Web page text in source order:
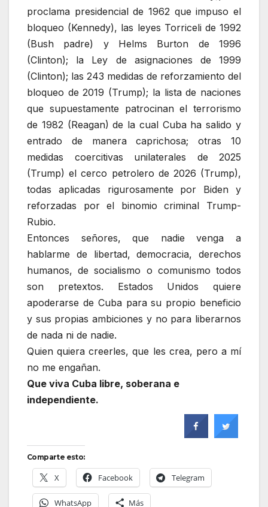
proclama presidencial de 1962 que impuso el
bloqueo (Kennedy), las leyes Torriceli de 1992
(Bush padre) y Helms Burton de 1996
(Clinton); la Ley de asignaciones de 1999
(Clinton); las 243 medidas de reforzamiento del
bloqueo de 2019 (Trump); la lista de naciones
que supuestamente patrocinan el terrorismo
de 1982 (Reagan) de la cual Cuba ha salido y
entrado de manera caprichosa; otras 10
medidas coercitivas unilaterales de 2025
(Trump) el cerco petrolero de 2026 (Trump),
todas aplicadas rigurosamente por Biden y
reforzadas por el binomio criminal Trump-
Rubio.
Entonces señores, que nadie venga a
hablarme de libertad, democracia, derechos
humanos, de socialismo o comunismo todos
son pretextos. Estados Unidos quiere
apoderarse de Cuba para su propio beneficio
y sus propias ambiciones y no para liberarnos
de nada ni de nadie.
Quien quiera creerles, que les crea, pero a mí
no me engañan.
Que viva Cuba libre, soberana e
independiente.
Comparte esto:
X Facebook Telegram
WhatsApp Más